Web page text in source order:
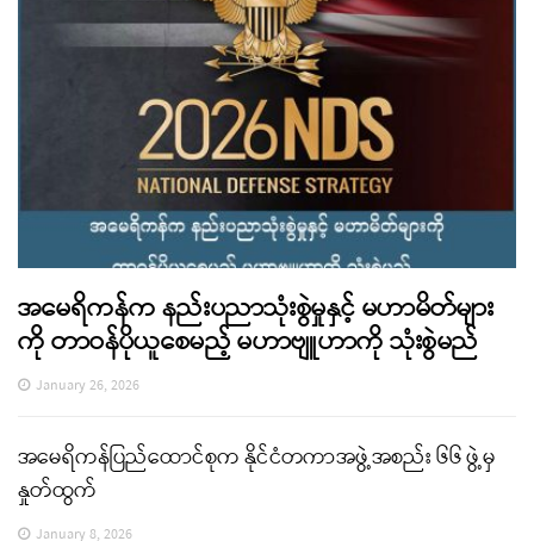
အမေရိကန်က နည်းပညာသုံးစွဲမှုနှင့် မဟာမိတ်များ
ကို တာဝန်ပိုယူစေမည့် မဟာဗျူဟာကို သုံးစွဲမည်
January 26, 2026
အမေရိကန်ပြည်ထောင်စုက နိုင်ငံတကာအဖွဲ့အစည်း ၆၆ ဖွဲ့မှ
နှုတ်ထွက်
January 8, 2026